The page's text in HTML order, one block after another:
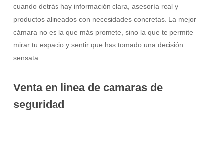
cuando detrás hay información clara, asesoría real y
productos alineados con necesidades concretas. La mejor
cámara no es la que más promete, sino la que te permite
mirar tu espacio y sentir que has tomado una decisión
sensata.
Venta en linea de camaras de
seguridad